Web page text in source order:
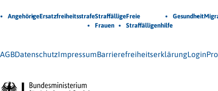
AngehörigeErsatzfreiheitsstrafeStraffällige
Frauen
Freie
Straffälligenhilfe
Gesundheit
AGBDatenschutzImpressumBarrierefreiheitserklärungLogin